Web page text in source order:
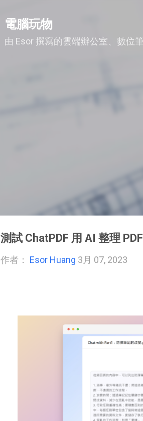
電腦玩物
由 Esor 撰寫的雲端辦公室、數位
測試 ChatPDF 用 AI 整理
作者： Esor Huang 3月 07, 2023